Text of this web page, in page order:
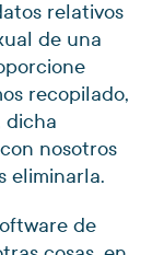
relativos
de una
recopilado,
dicha
nosotros
eliminarla.
de